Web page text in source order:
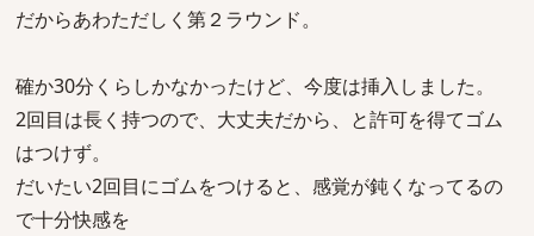
だからあわただしく第２ラウンド。
確か30分くらしかなかったけど、今度は挿入しました。
2回目は長く持つので、大丈夫だから、と許可を得てゴム
はつけず。
だいたい2回目にゴムをつけると、感覚が鈍くなってるの
で十分快感を